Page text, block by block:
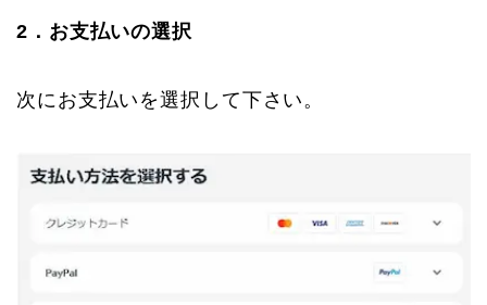
2．お支払いの選択
次にお支払いを選択して下さい。